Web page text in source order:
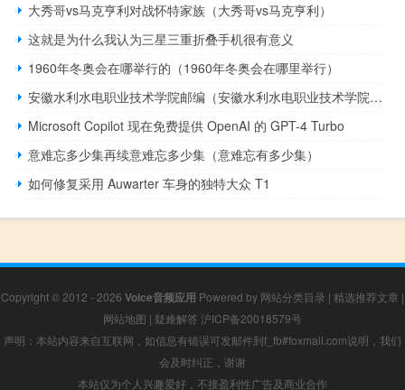
大秀哥vs马克亨利对战怀特家族（大秀哥vs马克亨利）
这就是为什么我认为三星三重折叠手机很有意义
1960年冬奥会在哪举行的（1960年冬奥会在哪里举行）
安徽水利水电职业技术学院邮编（安徽水利水电职业技术学院分数线）
Microsoft Copilot 现在免费提供 OpenAI 的 GPT-4 Turbo
意难忘多少集再续意难忘多少集（意难忘有多少集）
如何修复采用 Auwarter 车身的独特大众 T1
Copyright © 2012 - 2026 Voice音频应用 Powered by 网站分类目录 | 精选推荐文章 |
网站地图 | 疑难解答 沪ICP备20018579号
声明：本站内容来自互联网，如信息有错误可发邮件到f_fb#foxmail.com说明，我们
会及时纠正，谢谢
本站仅为个人兴趣爱好，不接盈利性广告及商业合作